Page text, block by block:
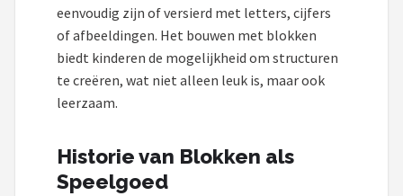
eenvoudig zijn of versierd met letters, cijfers
of afbeeldingen. Het bouwen met blokken
biedt kinderen de mogelijkheid om structuren
te creëren, wat niet alleen leuk is, maar ook
leerzaam.
Historie van Blokken als
Speelgoed